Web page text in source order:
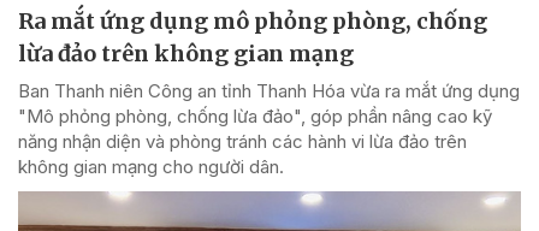
Ra mắt ứng dụng mô phỏng phòng, chống
lừa đảo trên không gian mạng
Ban Thanh niên Công an tỉnh Thanh Hóa vừa ra mắt ứng dụng
"Mô phỏng phòng, chống lừa đảo", góp phần nâng cao kỹ
năng nhận diện và phòng tránh các hành vi lừa đảo trên
không gian mạng cho người dân.